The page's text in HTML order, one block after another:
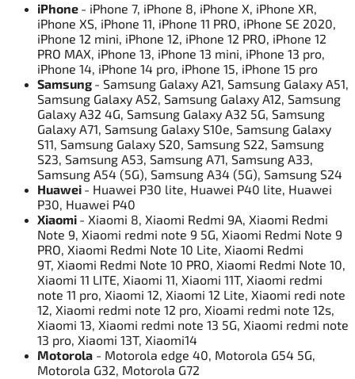
iPhone - iPhone 7, iPhone 8, iPhone X, iPhone XR,
iPhone XS, iPhone 11, iPhone 11 PRO, iPhone SE 2020,
iPhone 12 mini, iPhone 12, iPhone 12 PRO, iPhone 12
PRO MAX, iPhone 13, iPhone 13 mini, iPhone 13 pro,
iPhone 14, iPhone 14 pro, iPhone 15, iPhone 15 pro
Samsung - Samsung Galaxy A21, Samsung Galaxy A51,
Samsung Galaxy A52, Samsung Galaxy A12, Samsung
Galaxy A32 4G, Samsung Galaxy A32 5G, Samsung
Galaxy A71, Samsung Galaxy S10e, Samsung Galaxy
S11, Samsung Galaxy S20, Samsung S22, Samsung
S23, Samsung A53, Samsung A71, Samsung A33,
Samsung A54 (5G), Samsung A34 (5G), Samsung S24
Huawei - Huawei P30 lite, Huawei P40 lite, Huawei
P30, Huawei P40
Xiaomi - Xiaomi 8, Xiaomi Redmi 9A, Xiaomi Redmi
Note 9, Xiaomi redmi note 9 5G, Xiaomi Redmi Note 9
PRO, Xiaomi Redmi Note 10 Lite, Xiaomi Redmi
9T, Xiaomi Redmi Note 10 PRO, Xiaomi Redmi Note 10,
Xiaomi 11 LITE, Xiaomi 11, Xiaomi 11T, Xiaomi redmi
note 11 pro, Xiaomi 12, Xiaomi 12 Lite, Xiaomi redi note
12, Xiaomi redmi note 12 pro, Xioami redmi note 12s,
Xiaomi 13, Xiaomi redmi note 13 5G, Xiaomi redmi note
13 pro, Xiaomi 13T, Xiaomi14
Motorola - Motorola edge 40, Motorola G54 5G,
Motorola G32, Motorola G72